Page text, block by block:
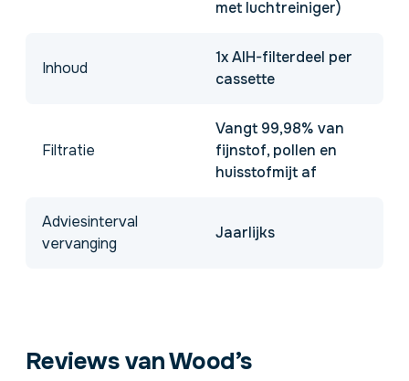
met luchtreiniger)
Inhoud
1x AIH-filterdeel per
cassette
Filtratie
Vangt 99,98% van
fijnstof, pollen en
huisstofmijt af
Adviesinterval
vervanging
Jaarlijks
Reviews van Wood’s